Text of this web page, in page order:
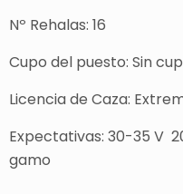
Nº Rehalas: 16
Cupo del puesto: Sin
Licencia de Caza:
Expectativas: 30-35 V
gamo